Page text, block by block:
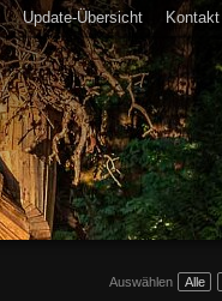
Update-Übersicht Kontakt
Auswählen Alle